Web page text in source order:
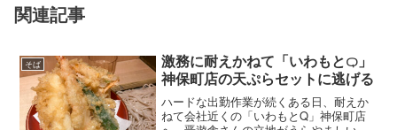
関連記事
そば
激務に耐えかねて「いわもとQ」
神保町店の天ぷらセットに逃げる
ハードな出勤作業が続くある日、耐えか
ねて会社近くの「いわもとQ」神保町店